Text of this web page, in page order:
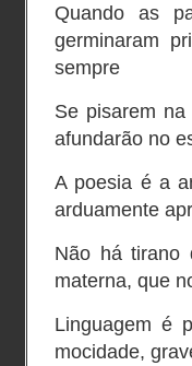
Quando as
germinaram
sempre
Se pisarem
afundarão no
A poesia é a
arduamente
Não há tirano
materna, que
Linguagem é
mocidade,